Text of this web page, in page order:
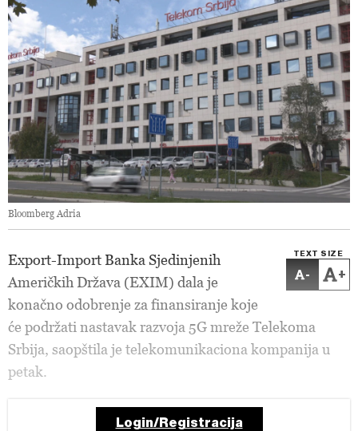
Bloomberg Adria
TEXT SIZE
- +
Export-Import Banka Sjedinjenih
Američkih Država (EXIM) dala je
konačno odobrenje za finansiranje koje
će podržati nastavak razvoja 5G mreže Telekoma
Srbija, saopštila je telekomunikaciona kompanija u
petak.
Login/Registracija